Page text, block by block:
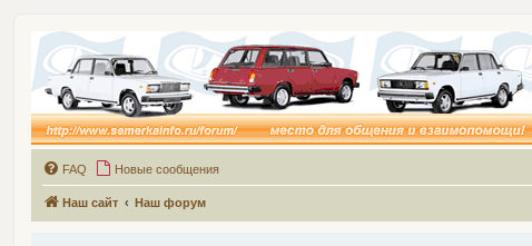
FAQ Новые сообщения
Наш сайт Наш форум